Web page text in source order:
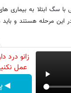
با سگ ابتلا به بیماری
این مرحله هستند و باید
زانو درد
عمل
◀